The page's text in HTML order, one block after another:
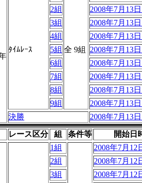
ﾀｲﾑﾚｰｽ 全 9組
2組
2008年7月13
3組
2008年7月13
4組
2008年7月13
5組
2008年7月13
6組
2008年7月13
7組
2008年7月13
8組
2008年7月13
9組
2008年7月13
決勝 2008年7月13
レース区分 組 条件等
開始日
1組
2008年7月12
2組
2008年7月12
3組
2008年7月12